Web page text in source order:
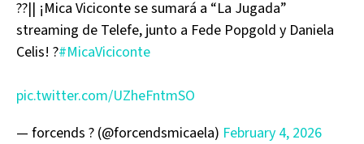
??|| ¡Mica Viciconte se sumará a “La Jugada”
streaming de Telefe, junto a Fede Popgold y Daniela
Celis! ?#MicaViciconte
pic.twitter.com/UZheFntmSO
— forcends ? (@forcendsmicaela) February 4, 2026